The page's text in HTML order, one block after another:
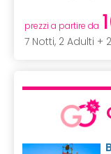
prezzi a partire da
7 Notti, 2 Adulti +